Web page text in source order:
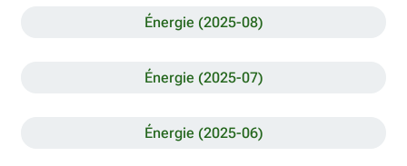
Énergie (2025-08)
Énergie (2025-07)
Énergie (2025-06)